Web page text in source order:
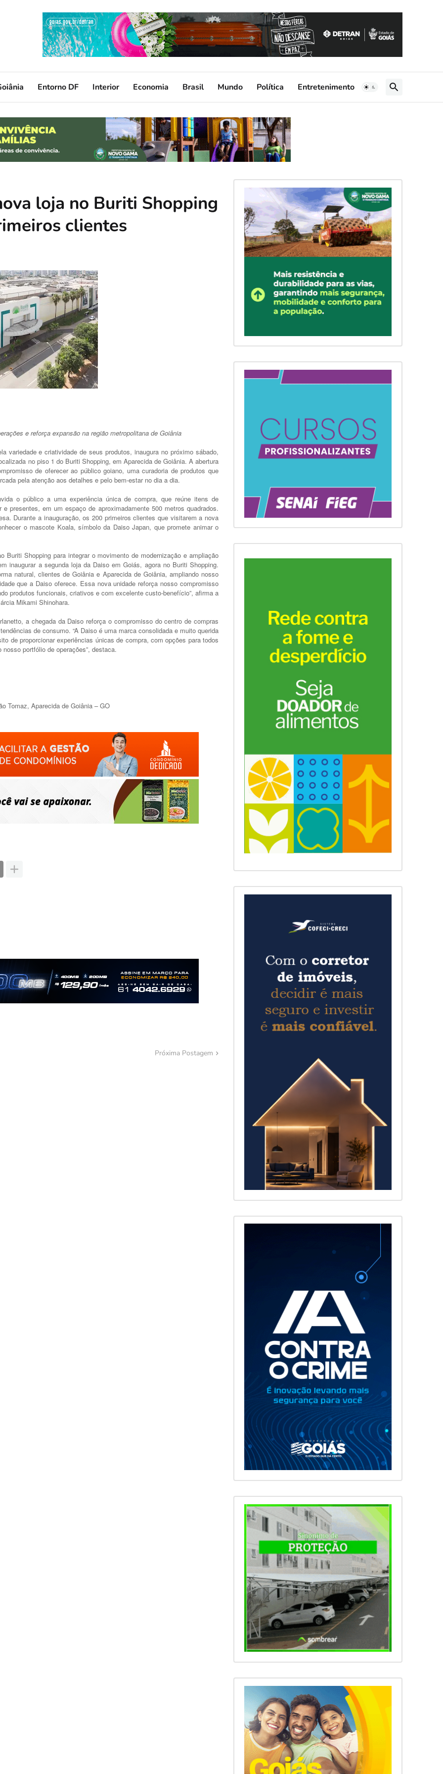
Entorno DF Interior Economia Brasil Mundo Política Entretenimento
loja no Buriti Shopping
clientes
e reforça expansão na região metropolitana de Goiânia
variedade e criatividade de seus produtos, inaugura no próximo sábado,
no piso 1 do Buriti Shopping, em Aparecida de Goiânia. A abertura
de oferecer ao público goiano, uma curadoria de produtos que
pela atenção aos detalhes e pelo bem-estar no dia a dia.
o público a uma experiência única de compra, que reúne itens de
presentes, em um espaço de aproximadamente 500 metros quadrados.
Durante a inauguração, os 200 primeiros clientes que visitarem a nova
o mascote Koala, símbolo da Daiso Japan, que promete animar o
Shopping para integrar o movimento de modernização e ampliação
inaugurar a segunda loja da Daiso em Goiás, agora no Buriti Shopping.
natural, clientes de Goiânia e Aparecida de Goiânia, ampliando nosso
que a Daiso oferece. Essa nova unidade reforça nosso compromisso
produtos funcionais, criativos e com excelente custo-benefício”, afirma a
Mikami Shinohara.
a chegada da Daiso reforça o compromisso do centro de compras
de consumo. “A Daiso é uma marca consolidada e muito querida
de proporcionar experiências únicas de compra, com opções para todos
portfólio de operações”, destaca.
Tomaz, Aparecida de Goiânia – GO
Próxima Postagem